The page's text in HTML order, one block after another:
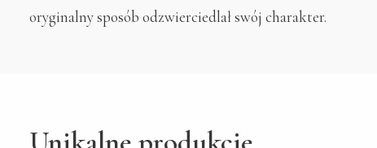
oryginalny sposób odzwierciedlał swój charakter.